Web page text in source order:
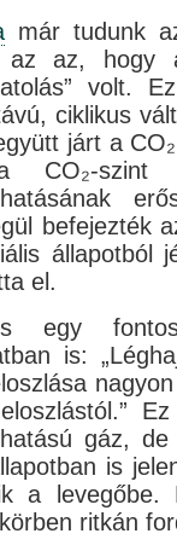
már tudunk
az az, hogy
volt.
ciklikus
járt a
CO₂-szint
befejezték
állapotból
el.
egy
is:
gáz,
is
a
ritkán